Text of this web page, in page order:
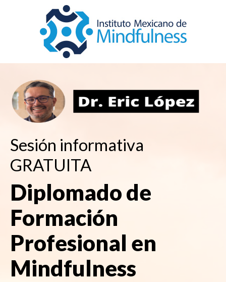
Sesión informativa
GRATUITA
Diplomado de
Formación
Profesional en
Mindfulness